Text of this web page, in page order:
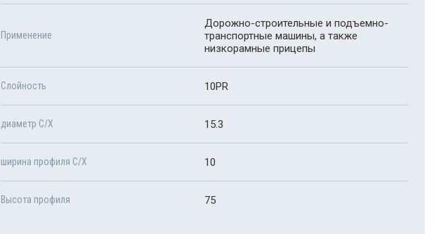
Применение
Дорожно-строительные и подъемно-
транспортные машины, а также
низкорамные прицепы
Слойность 10PR
диаметр С/Х 15.3
ширина профиля С/Х 10
Высота профиля 75